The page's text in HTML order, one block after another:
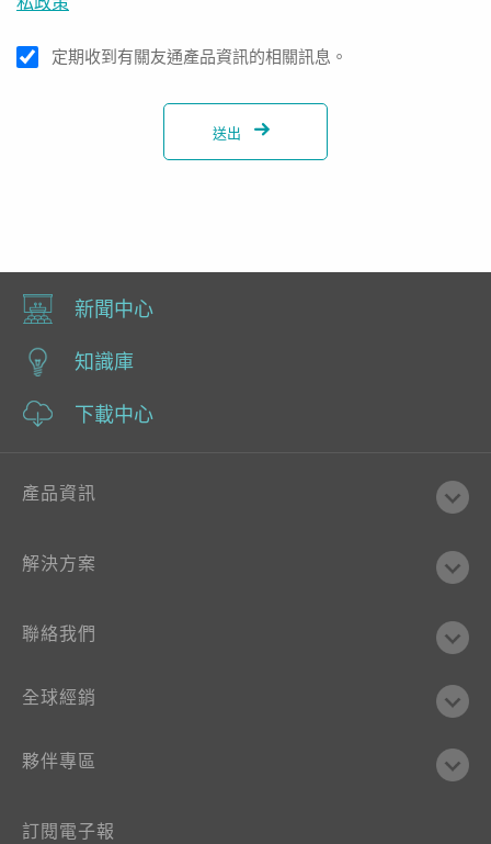
定期收到有關友通產品資訊的相關訊息。
送出
新聞中心
知識庫
下載中心
產品資訊
解決方案
聯絡我們
全球經銷
夥伴專區
訂閱電子報